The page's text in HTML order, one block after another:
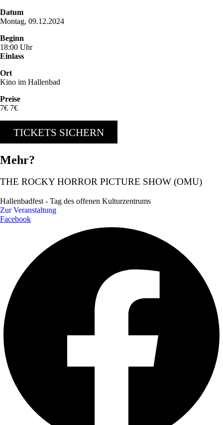
Datum
Montag, 09.12.2024
Beginn
18:00 Uhr
Einlass
Ort
Kino im Hallenbad
Preise
7€ 7€
TICKETS SICHERN
Mehr?
THE ROCKY HORROR PICTURE SHOW (OMU)
Hallenbadfest - Tag des offenen Kulturzentrums
Zur Veranstaltung
Facebook